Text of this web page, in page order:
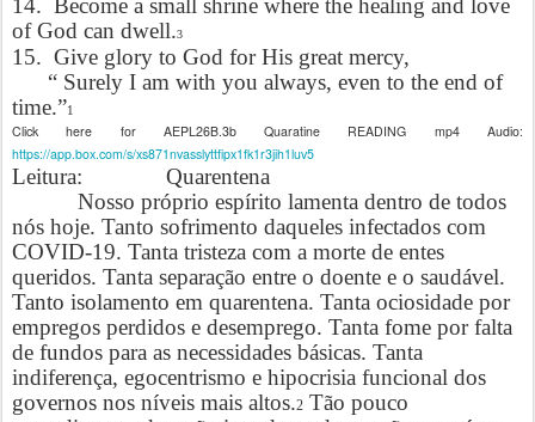
14. Become a small shrine where the healing and love
of God can dwell.3
15. Give glory to God for His great mercy,
“ Surely I am with you always, even to the end of
time.”1
Click here for AEPL26B.3b Quaratine READING mp4 Audio:
https://app.box.com/s/xs871nvasslyttfipx1fk1r3jih1luv5
Leitura:
Quarentena
Nosso próprio espírito lamenta dentro de todos
nós hoje. Tanto sofrimento daqueles infectados com
COVID-19. Tanta tristeza com a morte de entes
queridos. Tanta separação entre o doente e o saudável.
Tanto isolamento em quarentena. Tanta ociosidade por
empregos perdidos e desemprego. Tanta fome por falta
de fundos para as necessidades básicas. Tanta
indiferença, egocentrismo e hipocrisia funcional dos
governos nos níveis mais altos.2 Tão pouco